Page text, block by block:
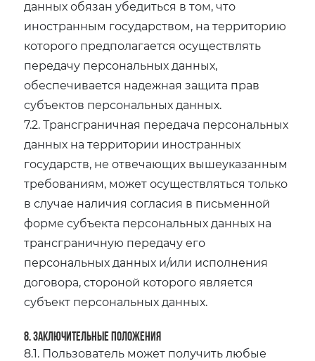
данных обязан убедиться в том, что
иностранным государством, на территорию
которого предполагается осуществлять
передачу персональных данных,
обеспечивается надежная защита прав
субъектов персональных данных.
7.2. Трансграничная передача персональных
данных на территории иностранных
государств, не отвечающих вышеуказанным
требованиям, может осуществляться только
в случае наличия согласия в письменной
форме субъекта персональных данных на
трансграничную передачу его
персональных данных и/или исполнения
договора, стороной которого является
субъект персональных данных.
8. Заключительные положения
8.1. Пользователь может получить любые